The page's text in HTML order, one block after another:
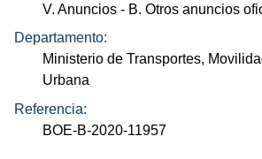
V. Anuncios - B. Otros anuncios
Departamento:
Ministerio de Transportes,
Urbana
Referencia:
BOE-B-2020-11957